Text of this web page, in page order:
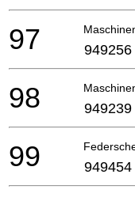
97 949256
98 949239
99 949454